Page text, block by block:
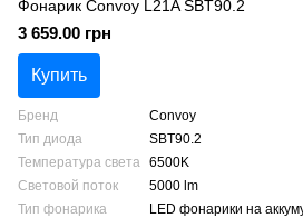
Фонарик Convoy L21A SBT90.2
3 659.00 грн
Купить
Бренд
Convoy
Тип диода
SBT90.2
Температура света 6500K
Световой поток
5000 lm
Тип фонарика
LED фонарики на